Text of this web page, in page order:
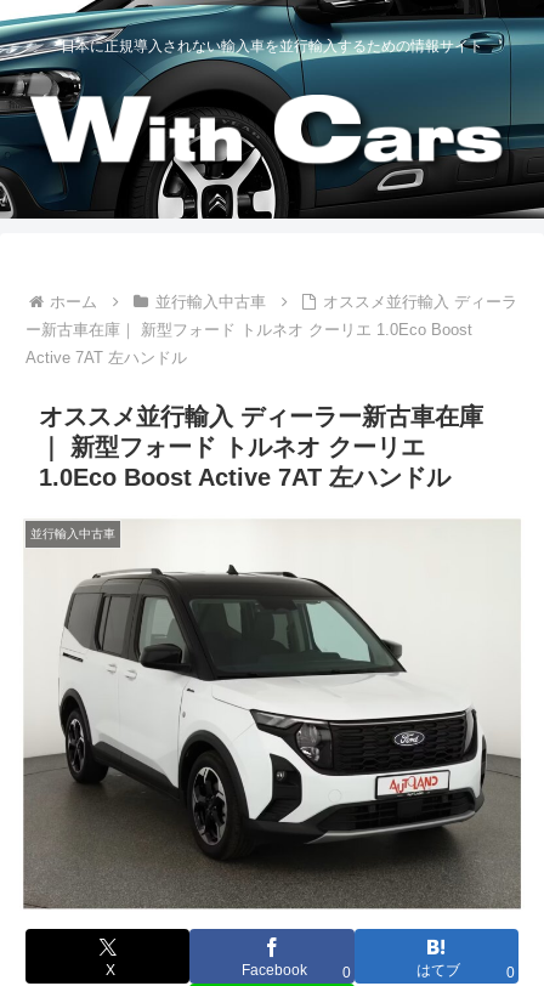
日本に正規導入されない輸入車を並行輸入するための情報サイト
ホーム 並行輸入中古車
オススメ並行輸入 ディーラ
ー新古車在庫｜ 新型フォード トルネオ クーリエ 1.0Eco Boost
Active 7AT 左ハンドル
オススメ並行輸入 ディーラー新古車在庫
｜ 新型フォード トルネオ クーリエ
1.0Eco Boost Active 7AT 左ハンドル
並行輸入中古車
X Facebook 0 はてブ 0